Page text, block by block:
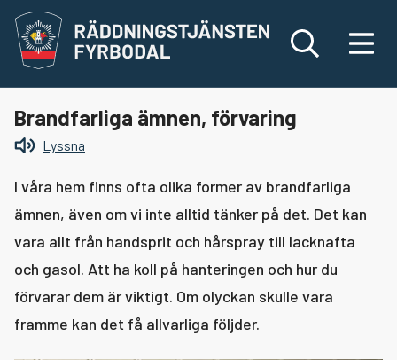
Språk & hjälpmedel
Vid olyckor
Vid brand
Vid trafikolycka
Brandsäkra ditt hem
Typiska brandrisker
Sök
efter:
Brandfarliga ämnen, förvaring
Lyssna
I våra hem finns ofta olika former av brandfarliga
ämnen, även om vi inte alltid tänker på det. Det kan
vara allt från handsprit och hårspray till lacknafta
och gasol. Att ha koll på hanteringen och hur du
förvarar dem är viktigt. Om olyckan skulle vara
framme kan det få allvarliga följder.